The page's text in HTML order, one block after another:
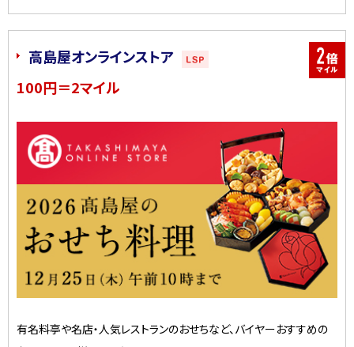
高島屋オンラインストア
100円＝2マイル
有名料亭や名店・人気レストランのおせちなど、バイヤーおすすめの